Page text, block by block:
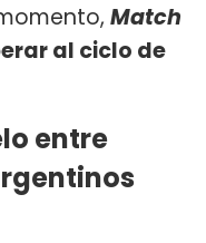
Match
al ciclo de
entre